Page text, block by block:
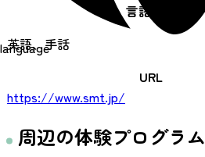
language
言語対応
英語、手話
URL
https://www.smt.jp/
周辺の体験プログラム